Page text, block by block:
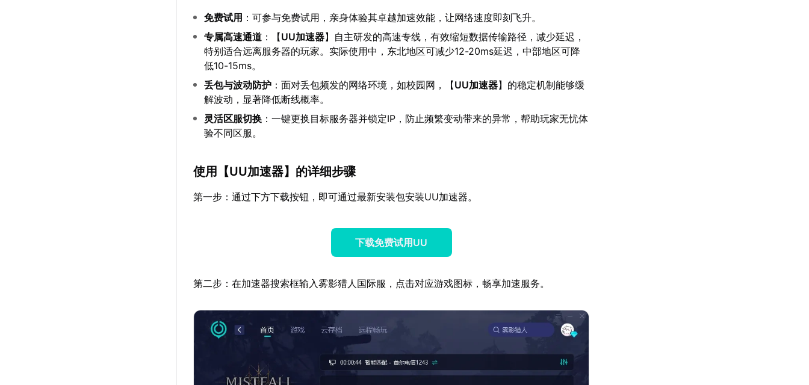
免费试用 ：可参与免费试用，亲身体验其卓越加速效能，让网络速度即刻飞升。
专属高速通道 ：【UU加速器】自主研发的高速专线，有效缩短数据传输路径，减少延迟，
特别适合远离服务器的玩家。实际使用中，东北地区可减少12-20ms延迟，中部地区可降
低10-15ms。
丢包与波动防护 ：面对丢包频发的网络环境，如校园网，【UU加速器】的稳定机制能够缓
解波动，显著降低断线概率。
灵活区服切换 ：一键更换目标服务器并锁定IP，防止频繁变动带来的异常，帮助玩家无忧体
验不同区服。
使用【UU加速器】的详细步骤
第一步：通过下方下载按钮，即可通过最新安装包安装UU加速器。
下载免费试用UU
第二步：在加速器搜索框输入雾影猎人国际服，点击对应游戏图标，畅享加速服务。